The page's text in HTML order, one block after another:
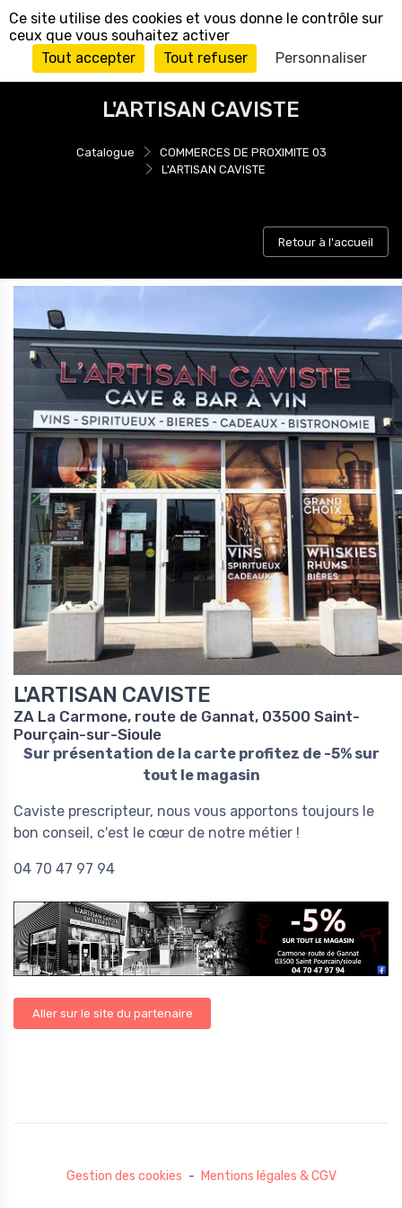
L'ARTISAN CAVISTE
Catalogue
COMMERCES DE PROXIMITE 03
L'ARTISAN CAVISTE
Retour à l'accueil
L'ARTISAN CAVISTE
ZA La Carmone, route de Gannat, 03500 Saint-
Pourçain-sur-Sioule
Sur présentation de la carte profitez de -5% sur
tout le magasin
Caviste prescripteur, nous vous apportons toujours le
bon conseil, c'est le cœur de notre métier !
04 70 47 97 94
Aller sur le site du partenaire
Gestion des cookies - Mentions légales & CGV
Panneau de gestion des cookies
Ce site utilise des cookies et vous donne le contrôle sur
ceux que vous souhaitez activer
Tout accepter
Tout refuser Personnaliser